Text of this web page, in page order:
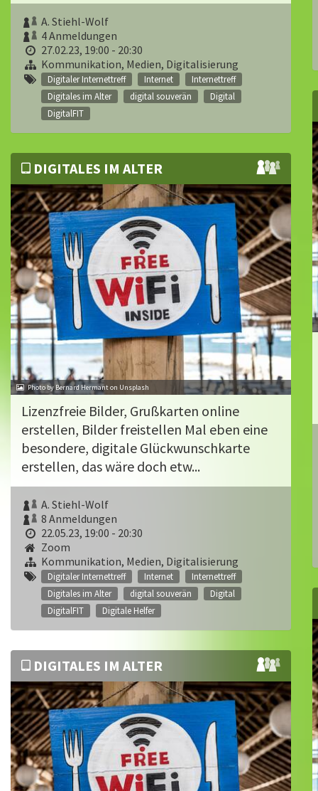
A. Stiehl-Wolf
4 Anmeldungen
27.02.23, 19:00 - 20:30
Kommunikation, Medien, Digitalisierung
Digitaler Internettreff Internet
Internettreff
Digitales im Alter
digital souverän
Digital
DigitalFIT
DIGITALES IM ALTER
Photo by Bernard Hermant on Unsplash
Lizenzfreie Bilder, Grußkarten online
erstellen, Bilder freistellen Mal eben eine
besondere, digitale Glückwunschkarte
erstellen, das wäre doch etw...
A. Stiehl-Wolf
8 Anmeldungen
22.05.23, 19:00 - 20:30
Zoom
Kommunikation, Medien, Digitalisierung
Digitaler Internettreff Internet
Internettreff
Digitales im Alter
digital souverän
Digital
DigitalFIT
Digitale Helfer
DIGITALES IM ALTER